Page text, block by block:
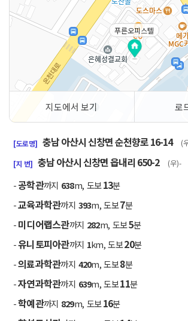
푸른오피스텔
지도에서 보기 로
[도로명] 충남 아산시 신창면 순천향로 16-14 (
[지 번] 충남 아산시 신창면 읍내리 650-2 (우)-
-공학관까지 638m, 도보13분
-교육과학관까지 393m, 도보7분
-미디어랩스관까지 282m, 도보5분
-유니토피아관까지 1km, 도보20분
-의료과학관까지 420m, 도보8분
-자연과학관까지 639m, 도보11분
-학예관까지 829m, 도보16분